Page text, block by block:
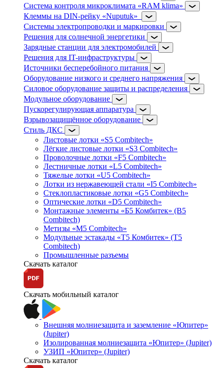
Система контроля микроклимата «RAM klima»
Клеммы на DIN-рейку «Nuputuk»
Системы электропроводки и маркировки
Решения для солнечной энергетики
Зарядные станции для электромобилей
Решения для IT-инфраструктуры
Источники бесперебойного питания
Оборудование низкого и среднего напряжения
Силовое оборудование защиты и распределения
Модульное оборудование
Пускорегулирующая аппаратура
Взрывозащищённое оборудование
Стиль ДКС
Листовые лотки «S5 Combitech»
Лёгкие листовые лотки «S3 Combitech»
Проволочные лотки «F5 Combitech»
Лестничные лотки «L5 Combitech»
Тяжелые лотки «U5 Combitech»
Лотки из нержавеющей стали «I5 Combitech»
Стеклопластиковые лотки «G5 Combitech»
Оптические лотки «D5 Combitech»
Монтажные элементы «Б5 Комбитек» (B5
Combitech)
Метизы «M5 Combitech»
Модульные эстакады «Т5 Комбитек» (T5
Combitech)
Промышленные разъемы
Скачать каталог
Скачать мобильный каталог
Внешняя молниезащита и заземление «Юпитер»
(Jupiter)
Изолированная молниезащита «Юпитер» (Jupiter)
УЗИП «Юпитер» (Jupiter)
Скачать каталог